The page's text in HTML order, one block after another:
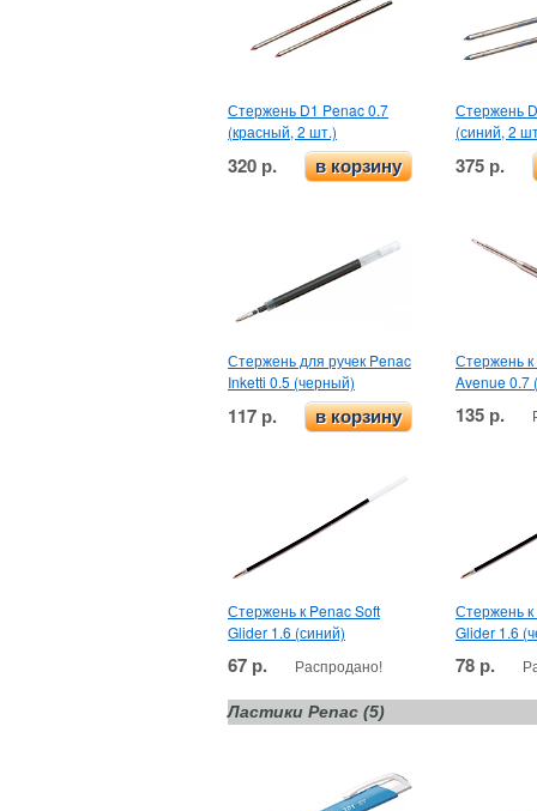
Стержень D1 Penac 0.7
(красный, 2 шт.)
320 р. в корзину
Стержень
(синий, 2
375 р.
Стержень для ручек Penac
Inketti 0.5 (черный)
117 р. в корзину
Стержень
Avenue 0.7
135 р.
Стержень к Penac Soft
Glider 1.6 (синий)
67 р. Распродано!
Стержень
Glider 1.6
78 р.
Ластики Penac (5)